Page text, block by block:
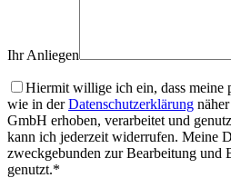
Ihr Anliegen
Hiermit willige ich ein, dass meine
wie in derDatenschutzerklärung
GmbH erhoben, verarbeitet und
kann ich jederzeit widerrufen. Meine
zweckgebunden zur Bearbeitung und
genutzt.*